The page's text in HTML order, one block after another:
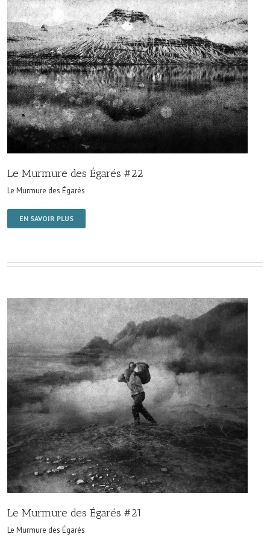
Le Murmure des Égarés #22
Le Murmure des Égarés
EN SAVOIR PLUS
Le Murmure des Égarés #21
Le Murmure des Égarés